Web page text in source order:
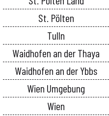
St. Pölten
Tulln
Waidhofen an der Thaya
Waidhofen an der Ybbs
Wien Umgebung
Wien